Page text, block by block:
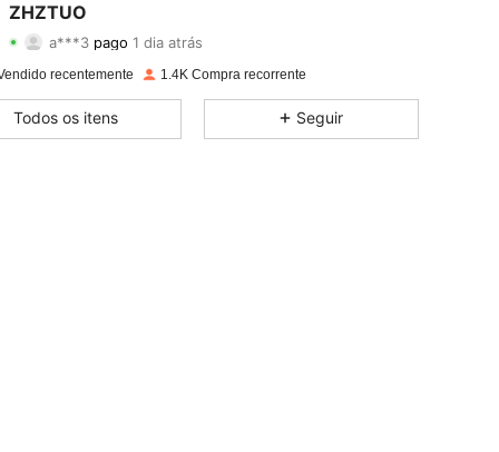
ZHZTUO
4,71
a***3 pago 1 dia atrás
recentemente 1.4K Compra recorrente
Todos os itens Seguir